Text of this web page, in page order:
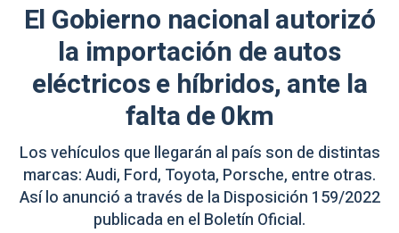
El Gobierno nacional autorizó
la importación de autos
eléctricos e híbridos, ante la
falta de 0km
Los vehículos que llegarán al país son de distintas
marcas: Audi, Ford, Toyota, Porsche, entre otras.
Así lo anunció a través de la Disposición 159/2022
publicada en el Boletín Oficial.